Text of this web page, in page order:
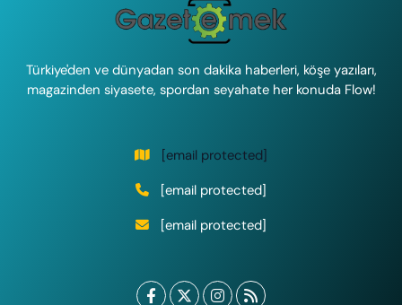
Türkiye'den ve dünyadan son dakika haberleri, köşe yazıları,
magazinden siyasete, spordan seyahate her konuda Flow!
[email protected]
[email protected]
[email protected]